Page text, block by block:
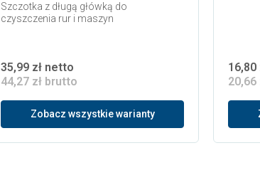
Szczotka z długą główką do
czyszczenia rur i maszyn
35,99 zł netto
44,27 zł brutto
Zobacz wszystkie warianty
16,80
20,66